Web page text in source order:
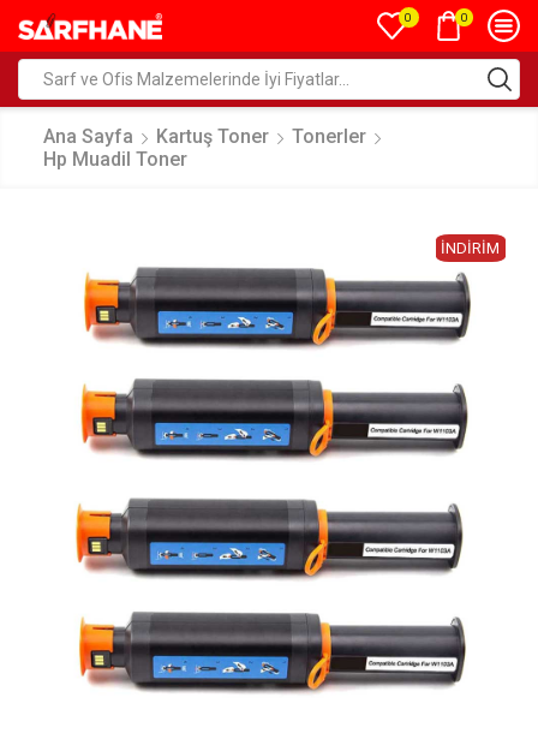
0 0
Ana Sayfa Kartuş Toner
Tonerler
Hp Muadil Toner
İNDIRIM